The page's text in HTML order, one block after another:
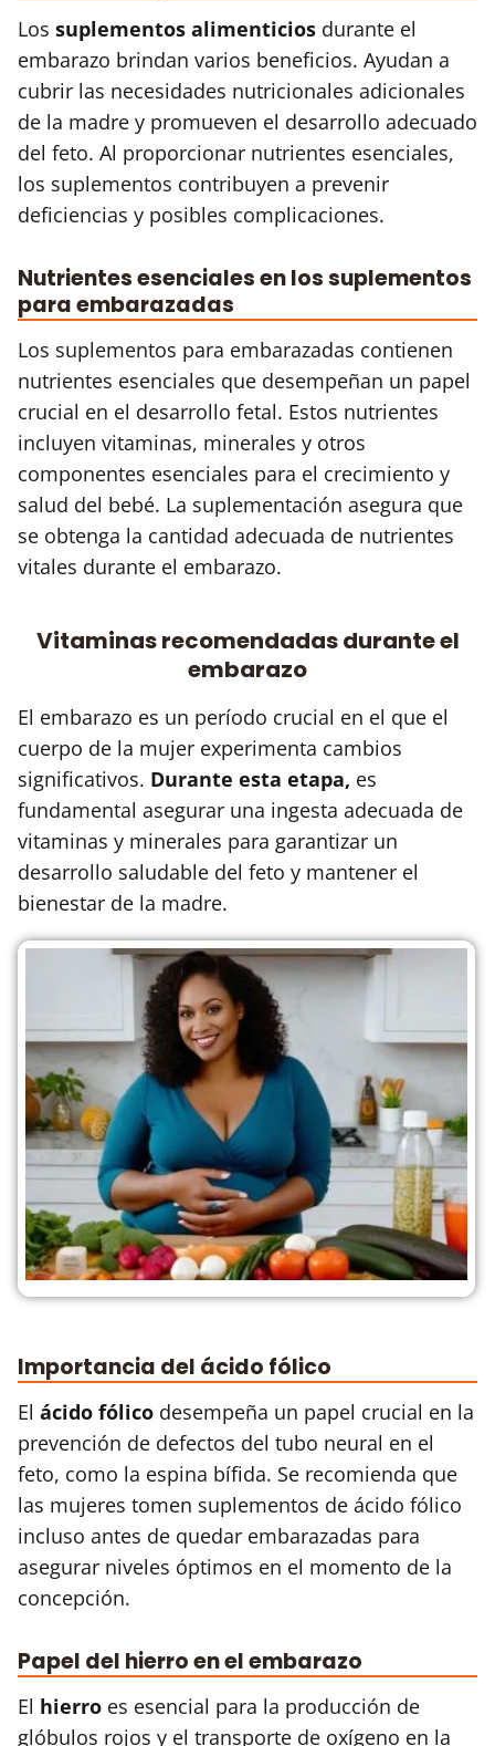
Los suplementos alimenticios durante el
embarazo brindan varios beneficios. Ayudan a
cubrir las necesidades nutricionales adicionales
de la madre y promueven el desarrollo adecuado
del feto. Al proporcionar nutrientes esenciales,
los suplementos contribuyen a prevenir
deficiencias y posibles complicaciones.
Nutrientes esenciales en los suplementos
para embarazadas
Los suplementos para embarazadas contienen
nutrientes esenciales que desempeñan un papel
crucial en el desarrollo fetal. Estos nutrientes
incluyen vitaminas, minerales y otros
componentes esenciales para el crecimiento y
salud del bebé. La suplementación asegura que
se obtenga la cantidad adecuada de nutrientes
vitales durante el embarazo.
Vitaminas recomendadas durante el
embarazo
El embarazo es un período crucial en el que el
cuerpo de la mujer experimenta cambios
significativos. Durante esta etapa, es
fundamental asegurar una ingesta adecuada de
vitaminas y minerales para garantizar un
desarrollo saludable del feto y mantener el
bienestar de la madre.
Importancia del ácido fólico
El ácido fólico desempeña un papel crucial en la
prevención de defectos del tubo neural en el
feto, como la espina bífida. Se recomienda que
las mujeres tomen suplementos de ácido fólico
incluso antes de quedar embarazadas para
asegurar niveles óptimos en el momento de la
concepción.
Papel del hierro en el embarazo
El hierro es esencial para la producción de
glóbulos rojos y el transporte de oxígeno en la